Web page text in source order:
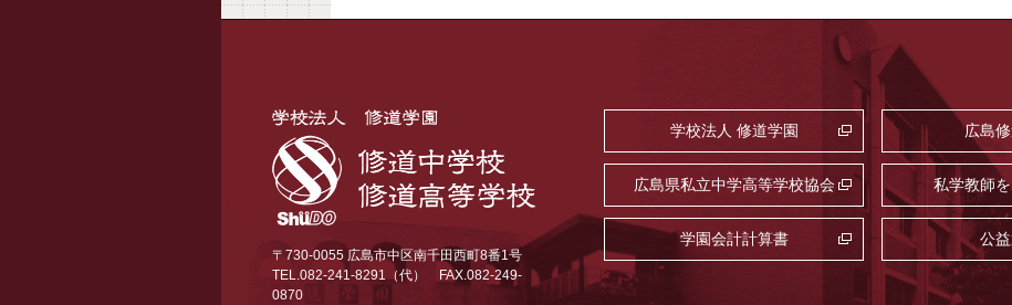
〒730-0055 広島市中区南千田西町8番1号
TEL.082-241-8291（代）
FAX.082-249-
0870
学校法人 修道学園 広島
広島県私立中学高等学校協会 私学教師
学園会計計算書 公